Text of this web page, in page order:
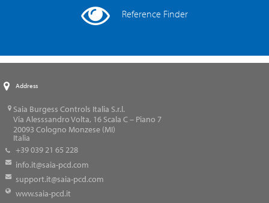
Reference Finder
Address
Saia Burgess Controls Italia S.r.l.
Via Alesssandro Volta, 16 Scala C – Piano 7
20093 Cologno Monzese (MI)
Italia
+39 039 21 65 228
info.it@saia-pcd.com
support.it@saia-pcd.com
www.saia-pcd.it